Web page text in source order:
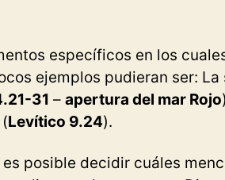
específicos en los
ejemplos pudieran ser:
31 – apertura del mar Rojo
(Levítico 9.24).
posible decidir cuáles